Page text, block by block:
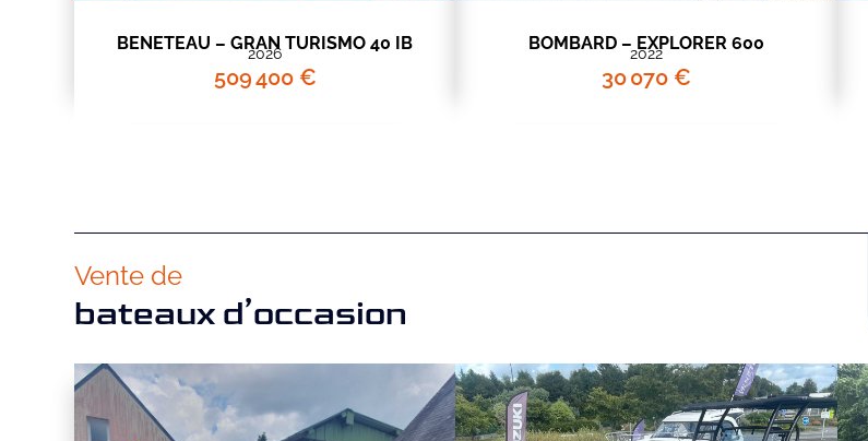
BENETEAU – GRAN TURISMO 40 IB
2026
509 400 €
BOMBARD – EXPLORER 600
2022
30 070 €
Vente de
bateaux d’occasion